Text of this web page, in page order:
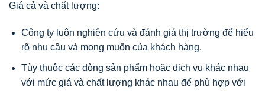
Giá cả và chất lượng:
Công ty luôn nghiên cứu và đánh giá thị trường để hiểu
rõ nhu cầu và mong muốn của khách hàng.
Tùy thuộc các dòng sản phẩm hoặc dịch vụ khác nhau
với mức giá và chất lượng khác nhau để phù hợp với